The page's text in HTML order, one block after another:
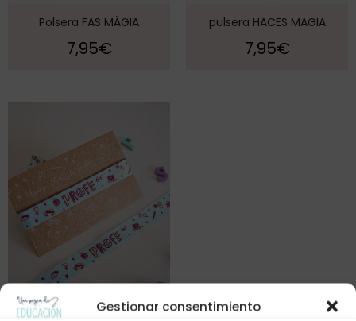
Gestionar consentimiento
Polsera FAS MÀGIA
7,95€
pulsera HACES MAGIA
7,95€